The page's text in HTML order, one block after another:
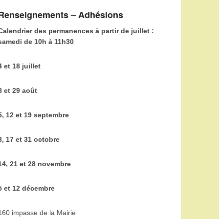
– Adhésions
des permanences à partir de juillet :
de 10h à 11h30
et 18 juillet
et 29 août
12 et 19 septembre
17 et 31 octobre
21 et 28 novembre
et 12 décembre
impasse de la Mairie